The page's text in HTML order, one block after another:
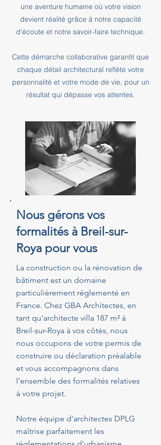
une aventure humaine où votre vision
devient réalité grâce à notre capacité
d'écoute et notre savoir-faire technique.
Cette démarche collaborative garantit que
chaque détail architectural reflète votre
personnalité et votre mode de vie, pour un
résultat qui dépasse vos attentes.
Nous gérons vos
formalités à Breil-sur-
Roya pour vous
La construction ou la rénovation de
bâtiment est un domaine
particulièrement réglementé en
France. Chez GBA Architectes, en
tant qu'architecte villa 187 m² à
Breil-sur-Roya à vos côtés, nous
nous occupons de votre permis de
construire ou déclaration préalable
et vous accompagnons dans
l'ensemble des formalités relatives
à votre projet.
Notre équipe d'architectes DPLG
maîtrise parfaitement les